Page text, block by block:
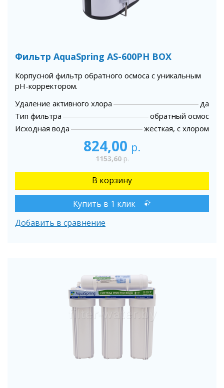
Фильтр AquaSpring AS-600PH BOX
Корпусной фильтр обратного осмоса с уникальным
pH-корректором.
Удаление активного хлора
да
Тип фильтра
обратный осмос
Исходная вода
жесткая, с хлором
824,00 р.
1153,60р.
Купить в 1 клик
Добавить в сравнение